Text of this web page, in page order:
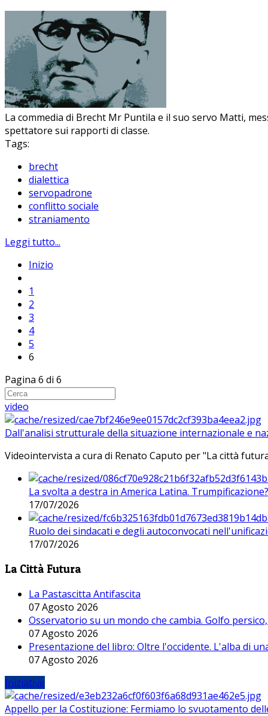
La commedia di Brecht Mr Puntila e il suo servo Matti,
spettatore sui rapporti di classe.
Tags:
brecht
dialettica
servopadrone
conflitto sociale
straniamento
Leggi tutto...
Inizio
1
2
3
4
5
6
Pagina 6 di 6
video
Dall'analisi strutturale della situazione internazionale e
Videointervista a cura di Renato Caputo per "La città
La svolta a destra in America Latina. Trumpificazione?
17/07/2026
Ruolo dei sindacati e degli autoconvocati
17/07/2026
La Città Futura
La Pastascitta Antifascita
07 Agosto 2026
Osservatorio su un mondo che cambia. Golfo
07 Agosto 2026
Presentazione del libro: Oltre l'occidente. L'alba di
07 Agosto 2026
Iniziative
Appello per la Costituzione: Fermiamo lo svuotamento